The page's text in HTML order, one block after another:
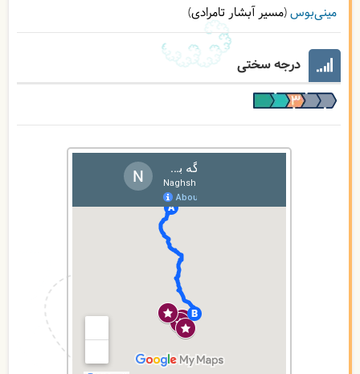
مینی‌بوس(مسیر آبشار تامرادی)
درجه سختی